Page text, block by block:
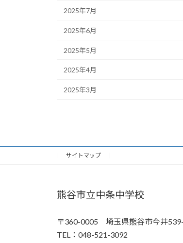
2025年7月
2025年6月
2025年5月
2025年4月
2025年3月
サイトマップ
熊谷市立中条中学校
〒360-0005 埼玉県熊谷市今井
TEL：048-521-3092